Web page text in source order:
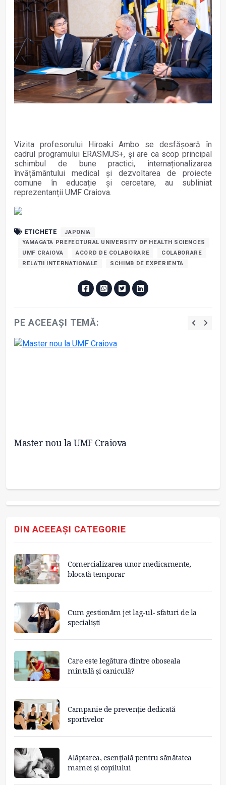
Vizita profesorului Hiroaki Ambo se desfășoară în
cadrul programului ERASMUS+, și are ca scop principal
schimbul de bune practici, internaționalizarea
învățământului medical și dezvoltarea de proiecte
comune în educație și cercetare, au subliniat
reprezentanții UMF Craiova.
ETICHETE
JAPONIA
YAMAGATA PREFECTURAL UNIVERSITY OF HEALTH SCIENCES
UMF CRAIOVA
ACORD DE COLABORARE
COLABORARE
RELATII INTERNATIONALE
SCHIMB DE EXPERIENTA
PE ACEEAȘI TEMĂ:
Master nou la UMF Craiova
DIN ACEEAȘI CATEGORIE
Comercializarea unor medicamente,
blocată temporar
Cum gestionăm jet lag-ul- sfaturi de la
specialiști
Care este legătura dintre oboseala
mintală și caniculă?
Campanie de prevenție dedicată
sportivelor
Alăptarea, esențială pentru sănătatea
mamei și copilului